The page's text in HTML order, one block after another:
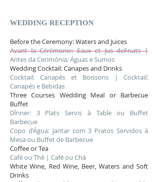
WEDDING RECEPTION
Before the Ceremony: Waters and Juices
Avant la Cérémonie: Eaux et Jus deFruits |
Antes da Cerimónia: Águas e Sumos
Wedding Cocktail: Canapes and Drinks
Cocktail: Canapés et Boissons | Cocktail:
Canapés e Bebidas
Three Courses Wedding Meal or Barbecue
Buffet
Dînner: 3 Plats Servis à Table ou Buffet
Barbecue
Copo d’Água: Jantar com 3 Pratos Servidos à
Mesa ou Buffet de Barbecue
Coffee or Tea
Café ou Thé | Café ou Chá
White Wine, Red Wine, Beer, Waters and Soft
Drinks